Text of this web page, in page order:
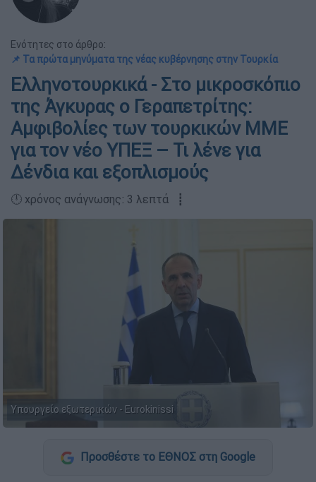
Ενότητες στο άρθρο:
📌 Τα πρώτα μηνύματα της νέας κυβέρνησης στην Τουρκία
Ελληνοτουρκικά - Στο μικροσκόπιο
της Άγκυρας ο Γεραπετρίτης:
Αμφιβολίες των τουρκικών ΜΜΕ
για τον νέο ΥΠΕΞ – Τι λένε για
Δένδια και εξοπλισμούς
🕛 χρόνος ανάγνωσης: 3 λεπτά ┋
Υπουργείο εξωτερικών - Eurokinissi
Προσθέστε το ΕΘΝΟΣ στη Google